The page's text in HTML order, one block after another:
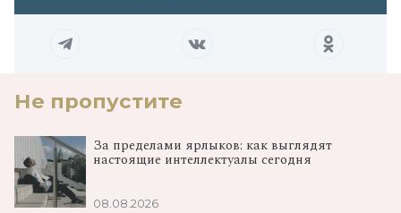
Не пропустите
За пределами ярлыков: как выглядят
настоящие интеллектуалы сегодня
08.08.2026